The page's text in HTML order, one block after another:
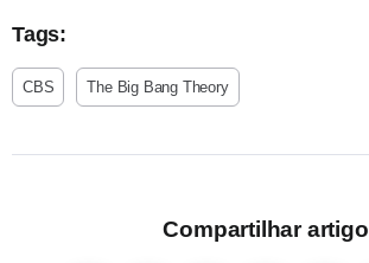
Tags:
CBS The Big Bang Theory
Compartilhar artigo